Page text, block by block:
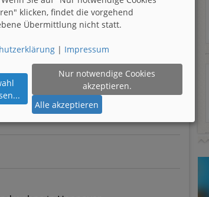
klicken, findet die vorgehend
Übermittlung nicht statt.
| Impressum
...
Nur notwendige Cookies
akzeptieren.
Alle akzeptieren